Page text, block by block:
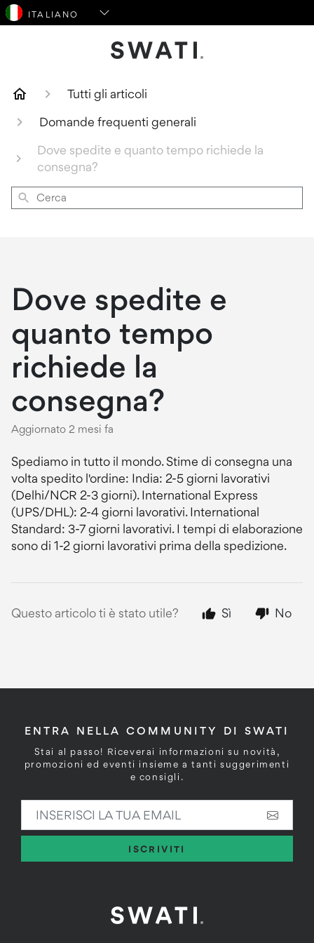
Tutti gli articoli
Domande frequenti generali
Dove spedite e quanto tempo richiede la
consegna?
Cerca
Dove spedite e
quanto tempo
richiede la
consegna?
Aggiornato 2 mesi fa
Spediamo in tutto il mondo. Stime di consegna una
volta spedito l'ordine: India: 2-5 giorni lavorativi
(Delhi/NCR 2-3 giorni). International Express
(UPS/DHL): 2-4 giorni lavorativi. International
Standard: 3-7 giorni lavorativi. I tempi di elaborazione
sono di 1-2 giorni lavorativi prima della spedizione.
Questo articolo ti è stato utile? Sì No
ENTRA NELLA COMMUNITY DI SWATI
Stai al passo! Riceverai informazioni su novità,
promozioni ed eventi insieme a tanti suggerimenti
e consigli.
ISCRIVITI